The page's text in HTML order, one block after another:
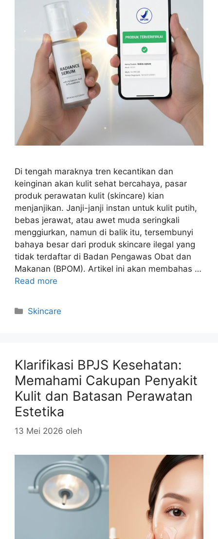
Di tengah maraknya tren kecantikan dan
keinginan akan kulit sehat bercahaya, pasar
produk perawatan kulit (skincare) kian
menjanjikan. Janji-janji instan untuk kulit putih,
bebas jerawat, atau awet muda seringkali
menggiurkan, namun di balik itu, tersembunyi
bahaya besar dari produk skincare ilegal yang
tidak terdaftar di Badan Pengawas Obat dan
Makanan (BPOM). Artikel ini akan membahas …
Read more
Kategori
Skincare
Klarifikasi BPJS Kesehatan:
Memahami Cakupan Penyakit
Kulit dan Batasan Perawatan
Estetika
13 Mei 2026 oleh